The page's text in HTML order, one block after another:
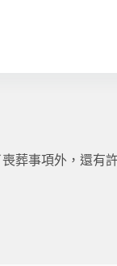
葬事項外，還有